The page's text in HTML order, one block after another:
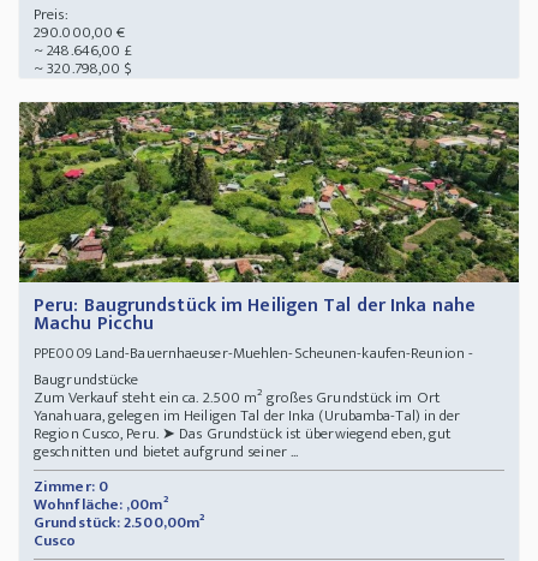
Preis:
290.000,00 €
~ 248.646,00 £
~ 320.798,00 $
Peru: Baugrundstück im Heiligen Tal der Inka nahe
Machu Picchu
PPE0009Land-Bauernhaeuser-Muehlen-Scheunen-kaufen-Reunion -
Baugrundstücke
Zum Verkauf steht ein ca. 2.500 m² großes Grundstück im Ort
Yanahuara, gelegen im Heiligen Tal der Inka (Urubamba-Tal) in der
Region Cusco, Peru. ➤ Das Grundstück ist überwiegend eben, gut
geschnitten und bietet aufgrund seiner ...
Zimmer: 0
Wohnfläche: ,00m²
Grundstück: 2.500,00m²
Cusco